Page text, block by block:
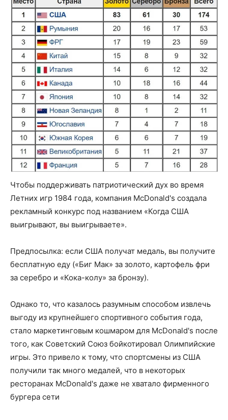
Чтобы поддерживать патриотический дух во время
Летних игр 1984 года, компания McDonald's создала
рекламный конкурс под названием «Когда США
выигрывают, вы выигрываете».
Предпосылка: если США получат медаль, вы получите
бесплатную еду («Биг Мак» за золото, картофель фри
за серебро и «Кока-колу» за бронзу).
Однако то, что казалось разумным способом извлечь
выгоду из крупнейшего спортивного события года,
стало маркетинговым кошмаром для McDonald's после
того, как Советский Союз бойкотировал Олимпийские
игры. Это привело к тому, что спортсмены из США
получили так много медалей, что в некоторых
ресторанах McDonald's даже не хватало фирменного
бургера сети